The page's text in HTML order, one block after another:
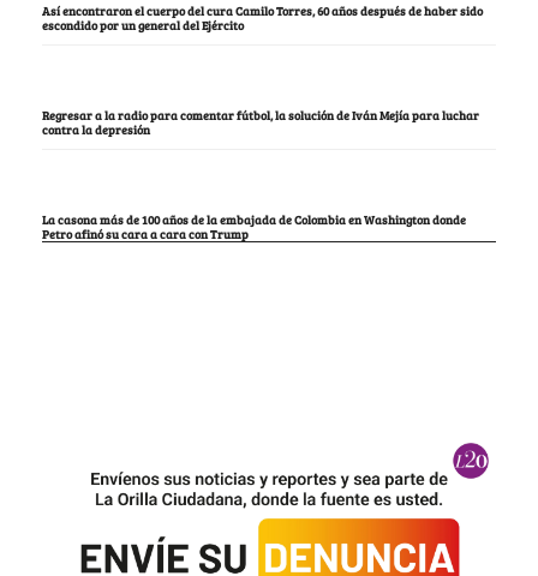
Así encontraron el cuerpo del cura Camilo Torres, 60 años después de haber sido
escondido por un general del Ejército
Regresar a la radio para comentar fútbol, la solución de Iván Mejía para luchar
contra la depresión
La casona más de 100 años de la embajada de Colombia en Washington donde
Petro afinó su cara a cara con Trump